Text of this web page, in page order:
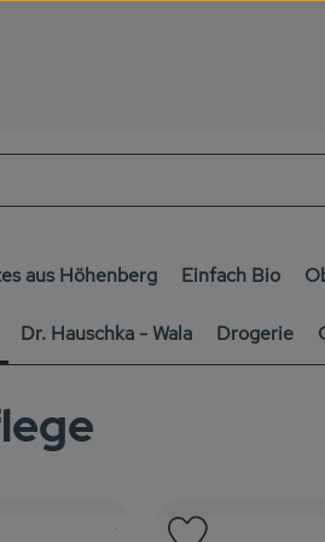
aus Höhenberg Einfach Bio
Dr. Hauschka - Wala Drogerie
, Verband:
, Kontrollstelle:
.